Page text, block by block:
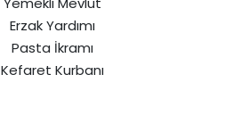
Erzak Yardımı
Pasta İkramı
Kefaret Kurbanı